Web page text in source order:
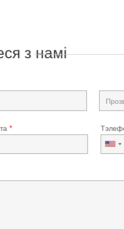
з намі
*